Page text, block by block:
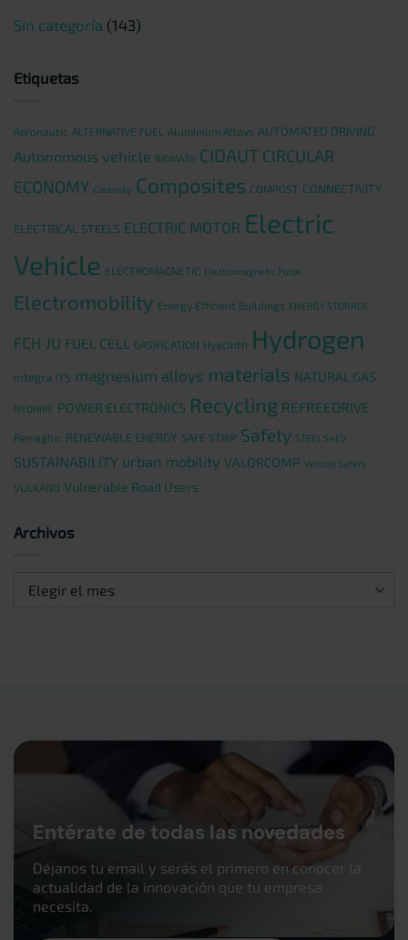
Sin categoría (143)
Etiquetas
Aeronautic ALTERNATIVE FUEL Aluminium Alloys AUTOMATED DRIVING
Autonomous vehicle BIOMASS CIDAUT CIRCULAR
ECONOMY Cleansky Composites COMPOST CONNECTIVITY
ELECTRICAL STEELS ELECTRIC MOTOR Electric
Vehicle ELECTROMAGNETIC Electromagnetic Pulse
Electromobility Energy Efficient Buildings ENERGY STORAGE
FCH JU FUEL CELL GASIFICATION Hyacinth Hydrogen
integra ITS magnesium alloys materials NATURAL GAS
NEOHIRE POWER ELECTRONICS Recycling REFREEDRIVE
Remaghic RENEWABLE ENERGY SAFE STRIP Safety STEEL S4EV
SUSTAINABILITY urban mobility VALORCOMP Vehicle Safety
VULKANO Vulnerable Road Users
Archivos
Archivos
Entérate de todas las novedades
Déjanos tu email y serás el primero en conocer la
actualidad de la innovación que tu empresa
necesita.